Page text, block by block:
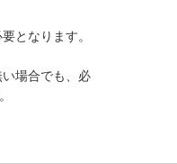
となります。
場合でも、必